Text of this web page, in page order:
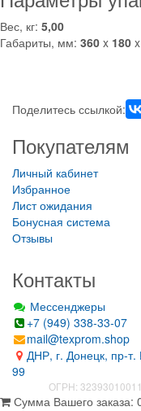
Вес, кг: 5,00
Габариты, мм: 360 x 180 x
Поделитесь ссылкой:
Покупателям
Личный кабинет
Избранное
Лист ожидания
Бонусная система
Отзывы
Контакты
Мессенджеры
+7 (949) 338-33-07
mail@texprom.shop
ДНР, г. Донецк, пр-т.
99
ОГРН:
Сумма Вашего заказа: